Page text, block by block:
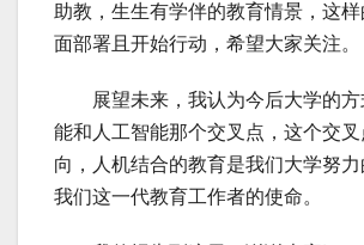
助教，生生有学伴的教育情景，这
面部署且开始行动，希望大家关注。
展望未来，我认为今后大学的方
能和人工智能那个交叉点，这个交
向，人机结合的教育是我们大学努
我们这一代教育工作者的使命。